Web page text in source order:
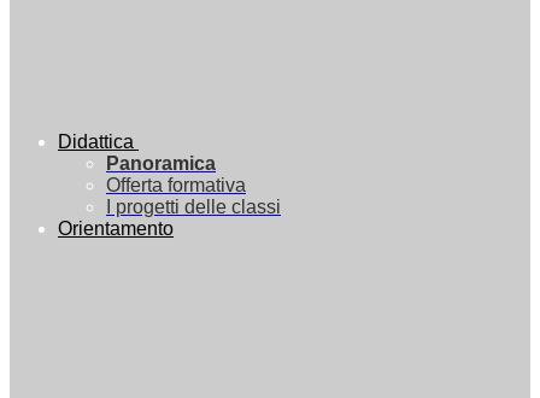
Didattica
Panoramica
Offerta formativa
I progetti delle classi
Orientamento